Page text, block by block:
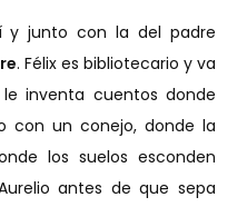
y junto con la del padre
. Félix es bibliotecario y va
inventa cuentos donde
con un conejo, donde la
los suelos esconden
antes de que sepa